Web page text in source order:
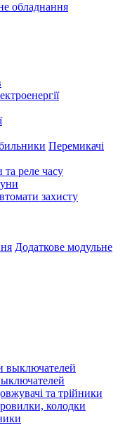
обладнання
Перемикачі
реле часу
захисту
Додаткове модульне
та трійники
колодки